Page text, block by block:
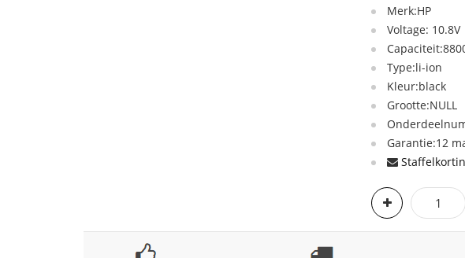
Merk:HP
Voltage: 10.8V
Type:li-ion
Kleur:black
Grootte:NULL
Garantie:12